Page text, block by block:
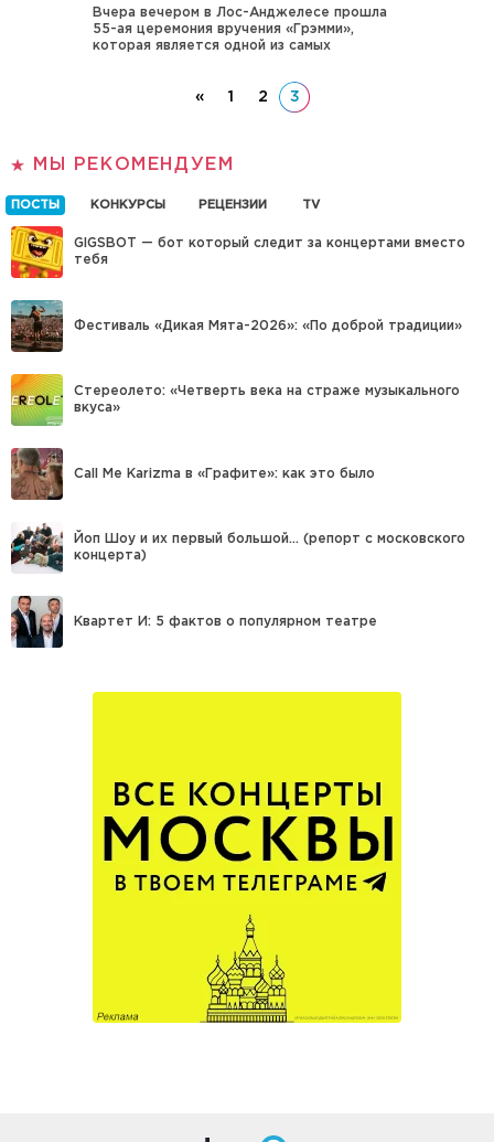
Вчера вечером в Лос-Анджелесе прошла
55-ая церемония вручения «Грэмми»,
которая является одной из самых
« 1 2 3
МЫ РЕКОМЕНДУЕМ
ПОСТЫ КОНКУРСЫ РЕЦЕНЗИИ TV
GIGSBOT — бот который следит за концертами вместо
тебя
Фестиваль «Дикая Мята-2026»: «По доброй традиции»
Стереолето: «Четверть века на страже музыкального
вкуса»
Call Me Karizma в «Графите»: как это было
Йоп Шоу и их первый большой… (репорт с московского
концерта)
Квартет И: 5 фактов о популярном театре